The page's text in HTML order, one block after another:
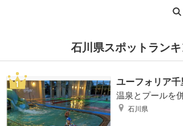
石川県スポットラン
ユーフォリア千
温泉とプールを
石川県